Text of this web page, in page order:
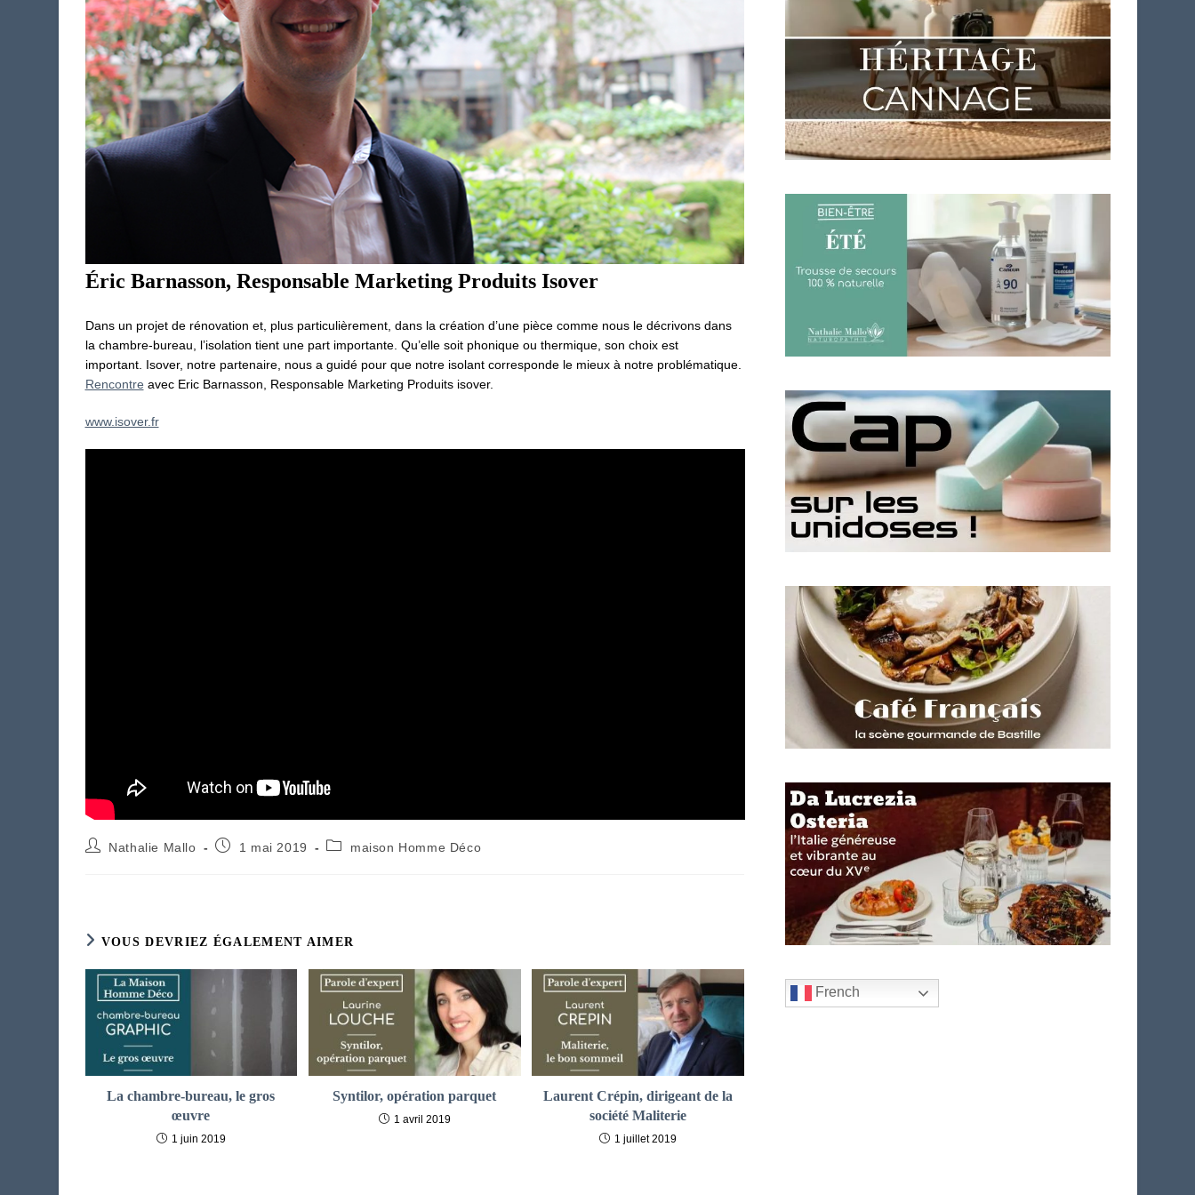
Éric Barnasson, Responsable Marketing Produits Isover
Dans un projet de rénovation et, plus particulièrement, dans la création d’une pièce comme nous le décrivons dans
la chambre-bureau, l’isolation tient une part importante. Qu’elle soit phonique ou thermique, son choix est
important. Isover, notre partenaire, nous a guidé pour que notre isolant corresponde le mieux à notre problématique.
Rencontre avec Eric Barnasson, Responsable Marketing Produits isover.
www.isover.fr
Auteur/autrice
Nathalie Mallo
Publication
1 mai 2019
Postmaison Homme Déco
VOUS DEVRIEZ ÉGALEMENT AIMER
La chambre-bureau, le gros
œuvre
1 juin 2019
Syntilor, opération parquet
1 avril 2019
Laurent Crépin, dirigeant de la
société Maliterie
1 juillet 2019
French